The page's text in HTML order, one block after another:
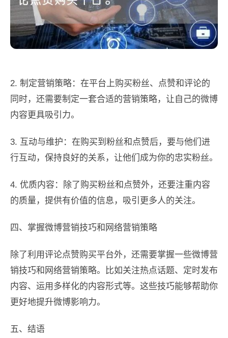
2. 制定营销策略：在平台上购买粉丝、点赞和评论的
同时，还需要制定一套合适的营销策略，让自己的微博
内容更具吸引力。
3. 互动与维护：在购买到粉丝和点赞后，要与他们进
行互动，保持良好的关系，让他们成为你的忠实粉丝。
4. 优质内容：除了购买粉丝和点赞外，还要注重内容
的质量，提供有价值的信息，吸引更多人的关注。
四、掌握微博营销技巧和网络营销策略
除了利用评论点赞购买平台外，还需要掌握一些微博营
销技巧和网络营销策略。比如关注热点话题、定时发布
内容、运用多样化的内容形式等。这些技巧能够帮助你
更好地提升微博影响力。
五、结语